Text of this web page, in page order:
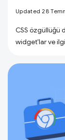
Updated 28
CSS özgüllüğü
widget'lar ve